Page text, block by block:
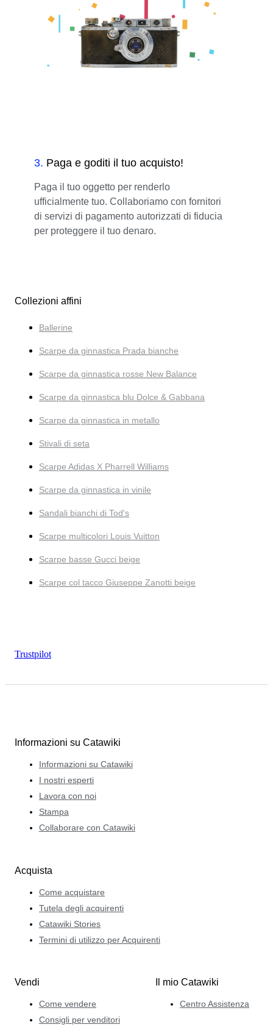
3. Paga e goditi il tuo acquisto!
Paga il tuo oggetto per renderlo
ufficialmente tuo. Collaboriamo con fornitori
di servizi di pagamento autorizzati di fiducia
per proteggere il tuo denaro.
Collezioni affini
Ballerine
Scarpe da ginnastica Prada bianche
Scarpe da ginnastica rosse New Balance
Scarpe da ginnastica blu Dolce & Gabbana
Scarpe da ginnastica in metallo
Stivali di seta
Scarpe Adidas X Pharrell Williams
Scarpe da ginnastica in vinile
Sandali bianchi di Tod's
Scarpe multicolori Louis Vuitton
Scarpe basse Gucci beige
Scarpe col tacco Giuseppe Zanotti beige
Trustpilot
Informazioni su Catawiki
Informazioni su Catawiki
I nostri esperti
Lavora con noi
Stampa
Collaborare con Catawiki
Acquista
Come acquistare
Tutela degli acquirenti
Catawiki Stories
Termini di utilizzo per Acquirenti
Vendi
Come vendere
Consigli per venditori
Il mio Catawiki
Centro Assistenza